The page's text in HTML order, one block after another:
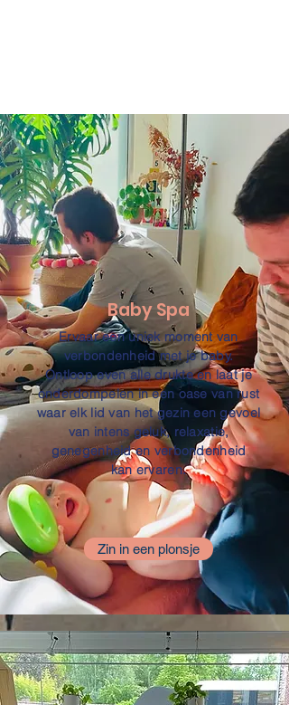
Baby Spa
Ervaar een uniek moment van
verbondenheid met je baby.
Ontloop even alle drukte en laat je
onderdompelen in een oase van rust
waar elk lid van het gezin een gevoel
van intens geluk, relaxatie,
genegenheid en verbondenheid
kan ervaren.
Zin in een plonsje